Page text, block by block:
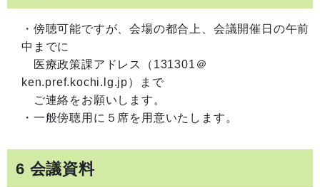
・傍聴可能ですが、会場の都合上、会議開催日の午前
中までに
医療政策課アドレス（131301＠
ken.pref.kochi.lg.jp）まで
ご連絡をお願いします。
・一般傍聴用に５席を用意いたします。
6 会議資料